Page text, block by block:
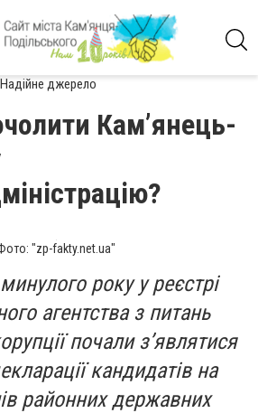
Надійне джерело
Кам’янець-
"zp-fakty.net.ua"
року у реєстрі
агентства з питань
почали з’являтися
кандидатів на
районних державних